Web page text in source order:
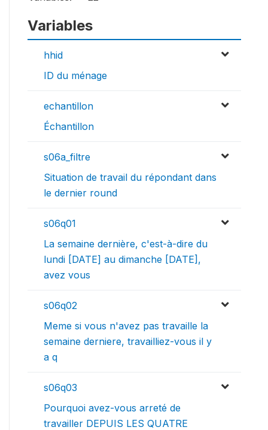
Variables
hhid
ID du ménage
echantillon
Échantillon
s06a_filtre
Situation de travail du répondant dans
le dernier round
s06q01
La semaine dernière, c'est-à-dire du
lundi [DATE] au dimanche [DATE],
avez vous
s06q02
Meme si vous n'avez pas travaille la
semaine derniere, travailliez-vous il y
a q
s06q03
Pourquoi avez-vous arreté de
travailler DEPUIS LES QUATRE